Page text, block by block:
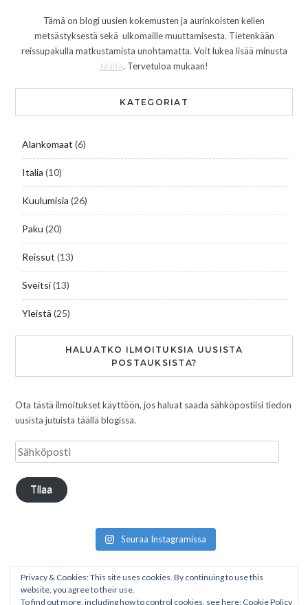
Tämä on blogi uusien kokemusten ja aurinkoisten kelien
metsästyksestä sekä ulkomaille muuttamisesta. Tietenkään
reissupakulla matkustamista unohtamatta. Voit lukea lisää minusta
täältä. Tervetuloa mukaan!
KATEGORIAT
Alankomaat (6)
Italia (10)
Kuulumisia (26)
Paku (20)
Reissut (13)
Sveitsi(13)
Yleistä (25)
HALUATKO ILMOITUKSIA UUSISTA
POSTAUKSISTA?
Ota tästä ilmoitukset käyttöön, jos haluat saada sähköpostiisi tiedon
uusista jutuista täällä blogissa.
Tilaa
Seuraa Instagramissa
Privacy & Cookies: This site uses cookies. By continuing to use this
website, you agree to their use.
To find out more, including how to control cookies, see here: Cookie Policy